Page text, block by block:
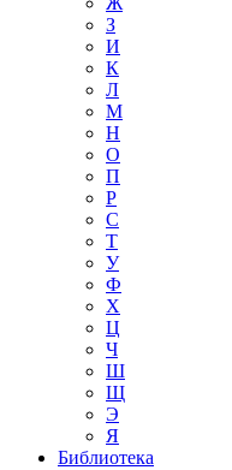
З
И
К
Л
М
Н
О
П
Р
С
Т
У
Ф
Х
Ц
Ч
Ш
Щ
Э
Я
Библиотека